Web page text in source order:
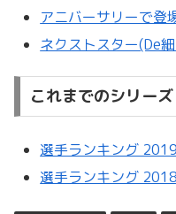
アニバーサリーで登
ネクストスター(De
これまでのシリーズ
選手ランキング
選手ランキング